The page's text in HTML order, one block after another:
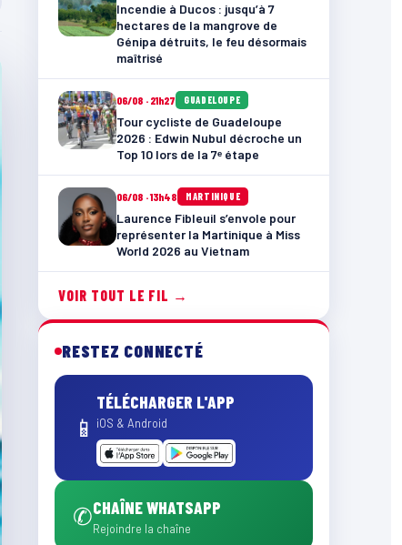
Incendie à Ducos : jusqu’à 7
hectares de la mangrove de
Génipa détruits, le feu désormais
maîtrisé
06/08 · 21h27 GUADELOUPE
Tour cycliste de Guadeloupe
2026 : Edwin Nubul décroche un
Top 10 lors de la 7ᵉ étape
06/08 · 13h48 MARTINIQUE
Laurence Fibleuil s’envole pour
représenter la Martinique à Miss
World 2026 au Vietnam
VOIR TOUT LE FIL →
RESTEZ CONNECTÉ
📱
TÉLÉCHARGER L'APP
iOS & Android
✆CHAÎNE WHATSAPP
Rejoindre la chaîne